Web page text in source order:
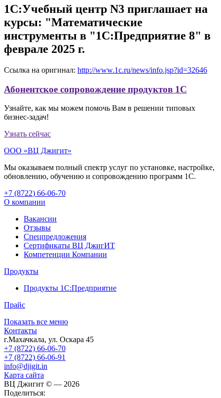
1С:Учебный центр N3 приглашает на
курсы: "Математические
инструменты в "1С:Предприятие 8" в
феврале 2025 г.
Ссылка на оригинал: http://www.1c.ru/news/info.jsp?id=32646
Абонентское сопровождение продуктов 1C
Узнайте, как мы можем помочь Вам в решении типовых
бизнес-задач!
Узнать сейчас
ООО «ВЦ Джигит»
Мы оказываем полный спектр услуг по установке, настройке,
обновлению, обучению и сопровождению программ 1С.
+7 (8722) 66-06-70
О компании
Вакансии
Отзывы
Спецпредложения
Сертификаты ВЦ ДжигИТ
Компетенции Компании
Продукты
Продукты 1С:Предприятие
Прайс
Показать все меню
Контакты
г.Махачкала, ул. Оскара 45
+7 (8722) 66-06-70
+7 (8722) 66-06-91
info@djigit.in
Карта сайта
ВЦ Джигит © — 2026
Поделиться: